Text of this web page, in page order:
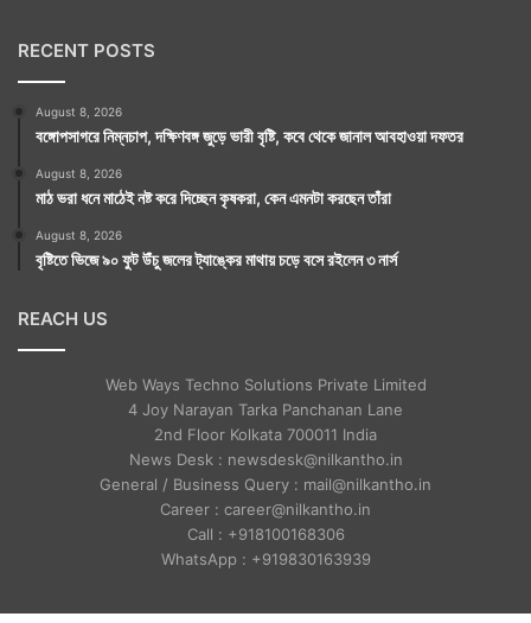
RECENT POSTS
August 8, 2026
বঙ্গোপসাগরে নিম্নচাপ, দক্ষিণবঙ্গ জুড়ে ভারী বৃষ্টি, কবে থেকে জানাল আবহাওয়া দফতর
August 8, 2026
মাঠ ভরা ধনে মাঠেই নষ্ট করে দিচ্ছেন কৃষকরা, কেন এমনটা করছেন তাঁরা
August 8, 2026
বৃষ্টিতে ভিজে ৯০ ফুট উঁচু জলের ট্যাঙ্কের মাথায় চড়ে বসে রইলেন ৩ নার্স
REACH US
Web Ways Techno Solutions Private Limited
4 Joy Narayan Tarka Panchanan Lane
2nd Floor Kolkata 700011 India
News Desk : newsdesk@nilkantho.in
General / Business Query : mail@nilkantho.in
Career : career@nilkantho.in
Call : +918100168306
WhatsApp : +919830163939